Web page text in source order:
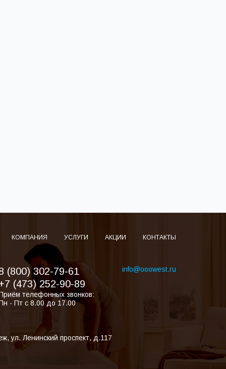
КОМПАНИЯ УСЛУГИ АКЦИИ КОНТАКТЫ
(800) 302-79-61
(473) 252-90-89
телефонных звонков:
- Пт с 8.00 до 17.00
info@ooowest.ru
,ул. Ленинский проспект, д.117